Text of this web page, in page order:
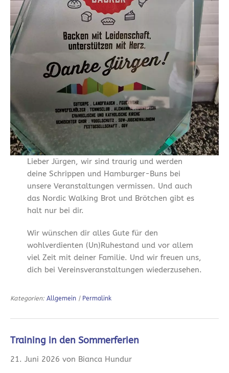
Lieber Jürgen, wir sind traurig und werden
deine Schrippen und Hamburger-Buns bei
unsere Veranstaltungen vermissen. Und auch
das Nordic Walking Brot und Brötchen gibt es
halt nur bei dir.
Wir wünschen dir alles Gute für den
wohlverdienten (Un)Ruhestand und vor allem
viel Zeit mit deiner Familie. Und wir freuen uns,
dich bei Vereinsveranstaltungen wiederzusehen.
Kategorien: Allgemein | Permalink
Training in den Sommerferien
21. Juni 2026 von Bianca Hundur